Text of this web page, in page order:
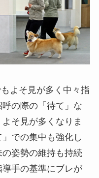
よそ見が多く中々指
の際の「待て」な
そ見が多くなりま
での集中も強化し
姿勢の維持も持続
手の基準にブレが